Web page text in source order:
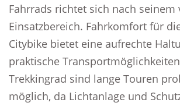
Fahrrads richtet sich nach seinem
Einsatzbereich. Fahrkomfort für
Citybike bietet eine aufrechte
praktische
Trekkingrad sind lange Touren
möglich, da Lichtanlage und